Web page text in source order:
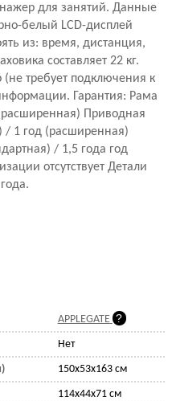
для занятий. Данные
белый LCD-дисплей
из: время, дистанция,
составляет 22 кг.
(не требует подключения к
Гарантия: Рама
Приводная
/ 1 год (расширенная)
/ 1,5 года год
отсутствует Детали
APPLEGATE
Нет
150x53x163 см
114x44x71 см